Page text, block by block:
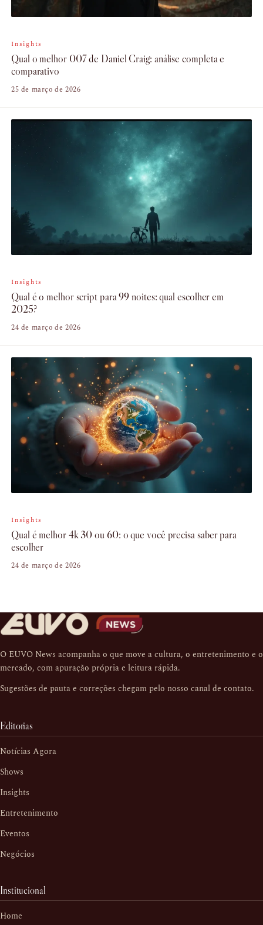
Insights
Qual o melhor 007 de Daniel Craig: análise completa e
comparativo
25 de março de 2026
Insights
Qual é o melhor script para 99 noites: qual escolher em
2025?
24 de março de 2026
Insights
Qual é melhor 4k 30 ou 60: o que você precisa saber para
escolher
24 de março de 2026
O EUVO News acompanha o que move a cultura, o entretenimento e o
mercado, com apuração própria e leitura rápida.
Sugestões de pauta e correções chegam pelo nosso canal de contato.
Editorias
Notícias Agora
Shows
Insights
Entretenimento
Eventos
Negócios
Institucional
Home